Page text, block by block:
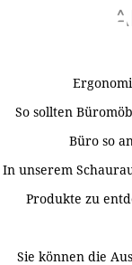
So sollten
Büro so
In unserem
Produkte zu
Sie können die